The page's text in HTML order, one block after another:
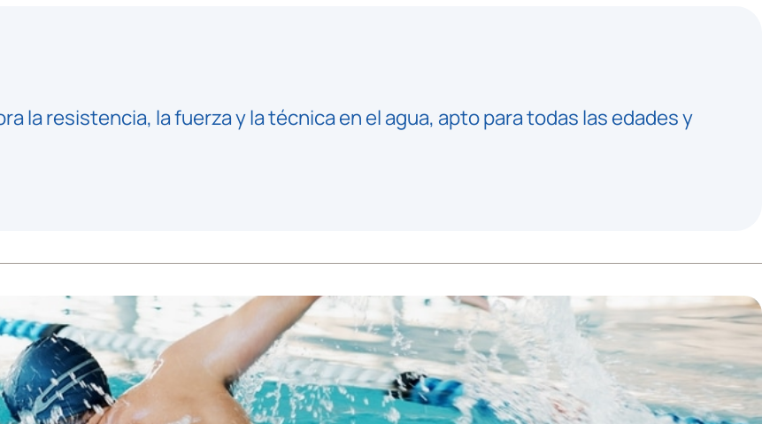
la resistencia, la fuerza y la técnica en el agua, apto para todas las edades y